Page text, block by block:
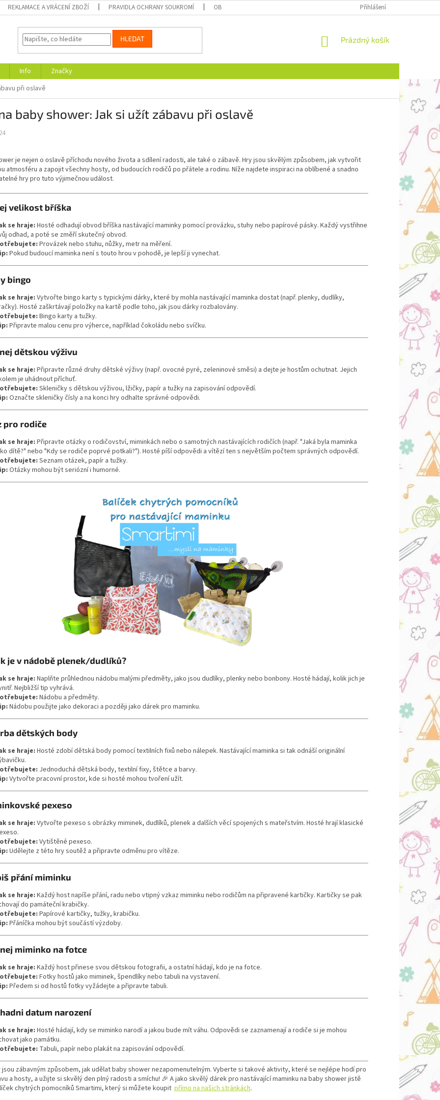
REKLAMACE A VRÁCENÍ ZBOŽÍ PRAVIDLA OCHRANY SOUKROMÍ OBCHODNÍ PODMÍNKY Přihlášení
HLEDAT
NÁKUPNÍ
Prázdný košík
Info
Značky
při oslavě
baby shower: Jak si užít zábavu při oslavě
je nejen o oslavě příchodu nového života a sdílení radosti, ale také o zábavě. Hry jsou skvělým způsobem, jak vytvořit
atmosféru a zapojit všechny hosty, od budoucích rodičů po přátele a rodinu. Níže najdete inspiraci na oblíbené a snadno
hry pro tuto výjimečnou událost.
velikost bříška
se hraje:Hosté odhadují obvod bříška nastávající maminky pomocí provázku, stuhy nebo papírové pásky. Každý vystřihne
odhad, a poté se změří skutečný obvod.
Provázek nebo stuhu, nůžky, metr na měření.
Pokud budoucí maminka není s touto hrou v pohodě, je lepší ji vynechat.
bingo
se hraje:Vytvořte bingo karty s typickými dárky, které by mohla nastávající maminka dostat (např. plenky, dudlíky,
Hosté zaškrtávají položky na kartě podle toho, jak jsou dárky rozbalovány.
Bingo karty a tužky.
Připravte malou cenu pro výherce, například čokoládu nebo svíčku.
dětskou výživu
se hraje:Připravte různé druhy dětské výživy (např. ovocné pyré, zeleninové směsi) a dejte je hostům ochutnat. Jejich
je uhádnout příchuť.
Skleničky s dětskou výživou, lžičky, papír a tužky na zapisování odpovědí.
Označte skleničky čísly a na konci hry odhalte správné odpovědi.
pro rodiče
se hraje:Připravte otázky o rodičovství, miminkách nebo o samotných nastávajících rodičích (např. "Jaká byla maminka
dítě?" nebo "Kdy se rodiče poprvé potkali?"). Hosté píší odpovědi a vítězí ten s největším počtem správných odpovědí.
Seznam otázek, papír a tužky.
Otázky mohou být seriózní i humorné.
je v nádobě plenek/dudlíků?
se hraje:Naplňte průhlednou nádobu malými předměty, jako jsou dudlíky, plenky nebo bonbony. Hosté hádají, kolik jich je
Nejbližší tip vyhrává.
Nádobu a předměty.
Nádobu použijte jako dekoraci a později jako dárek pro maminku.
dětských body
se hraje:Hosté zdobí dětská body pomocí textilních fixů nebo nálepek. Nastávající maminka si tak odnáší originální
Jednoduchá dětská body, textilní fixy, štětce a barvy.
Vytvořte pracovní prostor, kde si hosté mohou tvoření užít.
pexeso
se hraje:Vytvořte pexeso s obrázky miminek, dudlíků, plenek a dalších věcí spojených s mateřstvím. Hosté hrají klasické
Vytištěné pexeso.
Udělejte z této hry soutěž a připravte odměnu pro vítěze.
přání miminku
se hraje:Každý host napíše přání, radu nebo vtipný vzkaz miminku nebo rodičům na připravené kartičky. Kartičky se pak
do památeční krabičky.
Papírové kartičky, tužky, krabičku.
Přáníčka mohou být součástí výzdoby.
miminko na fotce
se hraje:Každý host přinese svou dětskou fotografii, a ostatní hádají, kdo je na fotce.
Fotky hostů jako miminek, špendlíky nebo tabuli na vystavení.
Předem si od hostů fotky vyžádejte a připravte tabuli.
datum narození
se hraje:Hosté hádají, kdy se miminko narodí a jakou bude mít váhu. Odpovědi se zaznamenají a rodiče si je mohou
jako památku.
Tabuli, papír nebo plakát na zapisování odpovědí.
zábavným způsobem, jak udělat baby shower nezapomenutelným. Vyberte si takové aktivity, které se nejlépe hodí pro
a hosty, a užijte si skvělý den plný radosti a smíchu! 🎉 A jako skvělý dárek pro nastávající maminku na baby shower jistě
chytrých pomocníků Smartimi, který si můžete koupit přímo na našich stránkách.